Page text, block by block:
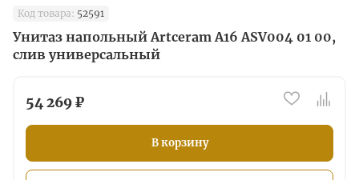
Код товара: 52591
Унитаз напольный Artceram A16 ASV004 01 00,
слив универсальный
54 269 ₽
В корзину